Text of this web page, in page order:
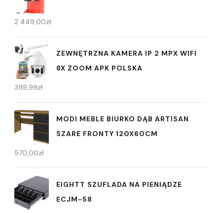
2 449,00zł
ZEWNĘTRZNA KAMERA IP 2 MPX WIFI
8X ZOOM APK POLSKA
399,99zł
MODI MEBLE BIURKO DĄB ARTISAN
SZARE FRONTY 120X60CM
570,00zł
EIGHTT SZUFLADA NA PIENIĄDZE
ECJM-58